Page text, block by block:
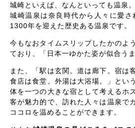
城崎といえば、なんといっても温泉。
城崎温泉は奈良時代から人々に愛
1300年を迎えた歴史ある温泉です。
今もなおタイムスリップしたかのよ
ており、「日本一ゆかた姿が似合う
また、「駅は玄関。道は廊下。宿は
食店は食堂。外湯は大浴場。」とい
体を一つの大きな宿として考えるホ
客が魅力的で、訪れた人々は温泉で
ココロを温めることができます。